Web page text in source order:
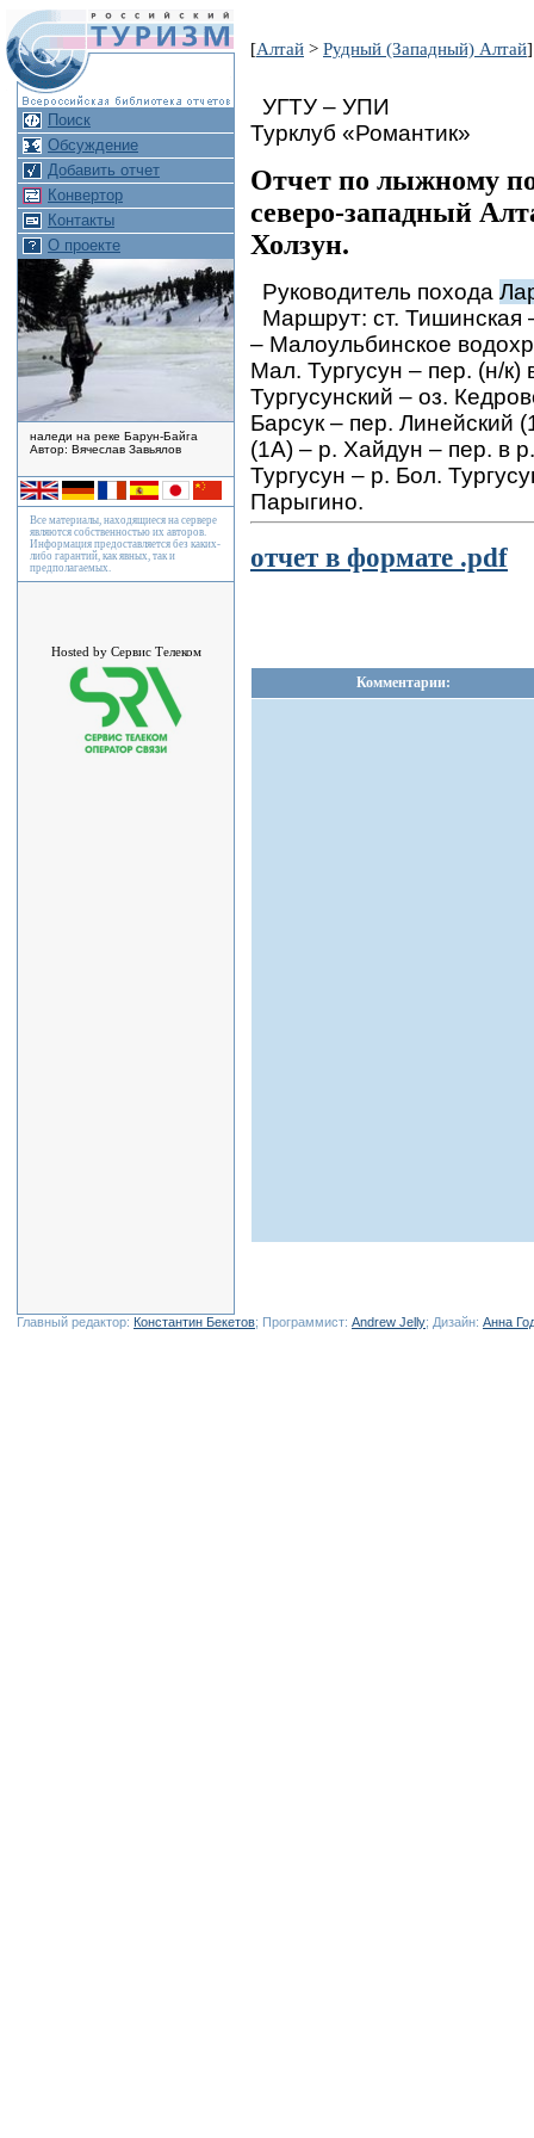
Поиск
Обсуждение
Добавить отчет
Конвертор
Контакты
О проекте
наледи на реке Барун-Байга
Автор: Вячеслав Завьялов
Все материалы, находящиеся на сервере
являются собственностью их авторов.
Информация предоставляется без каких-
либо гарантий, как явных, так и
предполагаемых.
Hosted by Сервис Телеком
[Алтай > Рудный (Западный) Алтай]
УГТУ – УПИ
Турклуб «Романтик»
Отчет по лыжному
северо-западный
Холзун.
Руководитель похода
Маршрут: ст. Тишинская
– Малоульбинское
Мал. Тургусун – пер. (н/к)
Тургусунский – оз.
Барсук – пер. Линейский
(1А) – р. Хайдун – пер. в
Тургусун – р. Бол.
Парыгино.
отчет в формате .pdf
Комментарии:
Главный редактор: Константин Бекетов; Программист: Andrew Jelly; Дизайн: Анна